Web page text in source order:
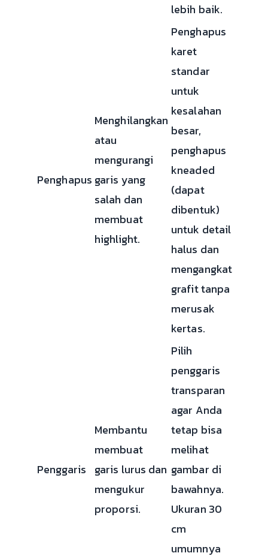
lebih baik.
Penghapus
Menghilangkan
atau
mengurangi
garis yang
salah dan
membuat
highlight.
Penghapus
karet
standar
untuk
kesalahan
besar,
penghapus
kneaded
(dapat
dibentuk)
untuk detail
halus dan
mengangkat
grafit tanpa
merusak
kertas.
Penggaris
Membantu
membuat
garis lurus dan
mengukur
proporsi.
Pilih
penggaris
transparan
agar Anda
tetap bisa
melihat
gambar di
bawahnya.
Ukuran 30
cm
umumnya